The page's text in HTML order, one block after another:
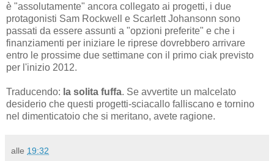
è "assolutamente" ancora collegato ai progetti, i due
protagonisti Sam Rockwell e Scarlett Johansonn sono
passati da essere assunti a "opzioni preferite" e che i
finanziamenti per iniziare le riprese dovrebbero arrivare
entro le prossime due settimane con il primo ciak previsto
per l'inizio 2012.
Traducendo: la solita fuffa. Se avvertite un malcelato
desiderio che questi progetti-sciacallo falliscano e tornino
nel dimenticatoio che si meritano, avete ragione.
alle 19:32